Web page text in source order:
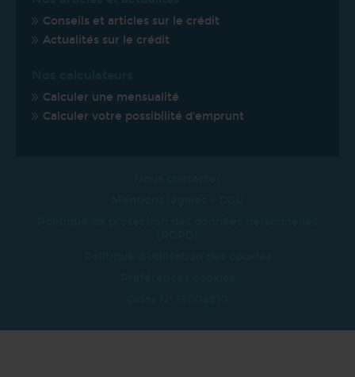
Conseils et articles sur le crédit
Actualités sur le crédit
Calculer une mensualité
Calculer votre possibilité d'emprunt